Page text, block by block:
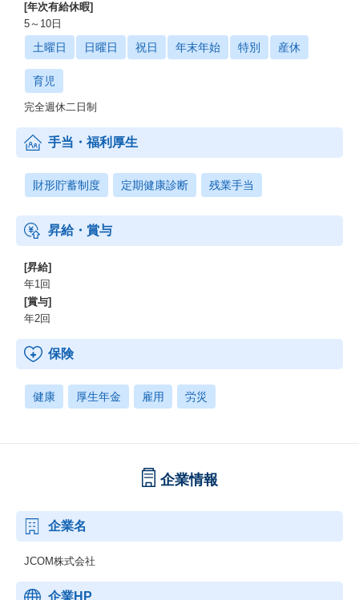
[年次有給休暇]
5～10日
土曜日 日曜日 祝日 年末年始 特別 産休
育児
完全週休二日制
手当・福利厚生
財形貯蓄制度 定期健康診断 残業手当
昇給・賞与
[昇給]
年1回
[賞与]
年2回
保険
健康 厚生年金 雇用 労災
企業情報
企業名
JCOM株式会社
企業HP